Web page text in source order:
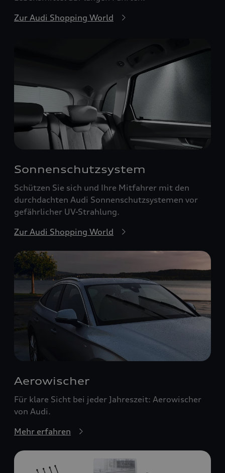
Zur Audi Shopping World
Sonnenschutzsystem
Schützen Sie sich und Ihre Mitfahrer mit den
durchdachten Audi Sonnenschutzsystemen vor
gefährlicher UV-Strahlung.
Zur Audi Shopping World
Aerowischer
Für klare Sicht bei jeder Jahreszeit: Aerowischer
von Audi.
Mehr erfahren